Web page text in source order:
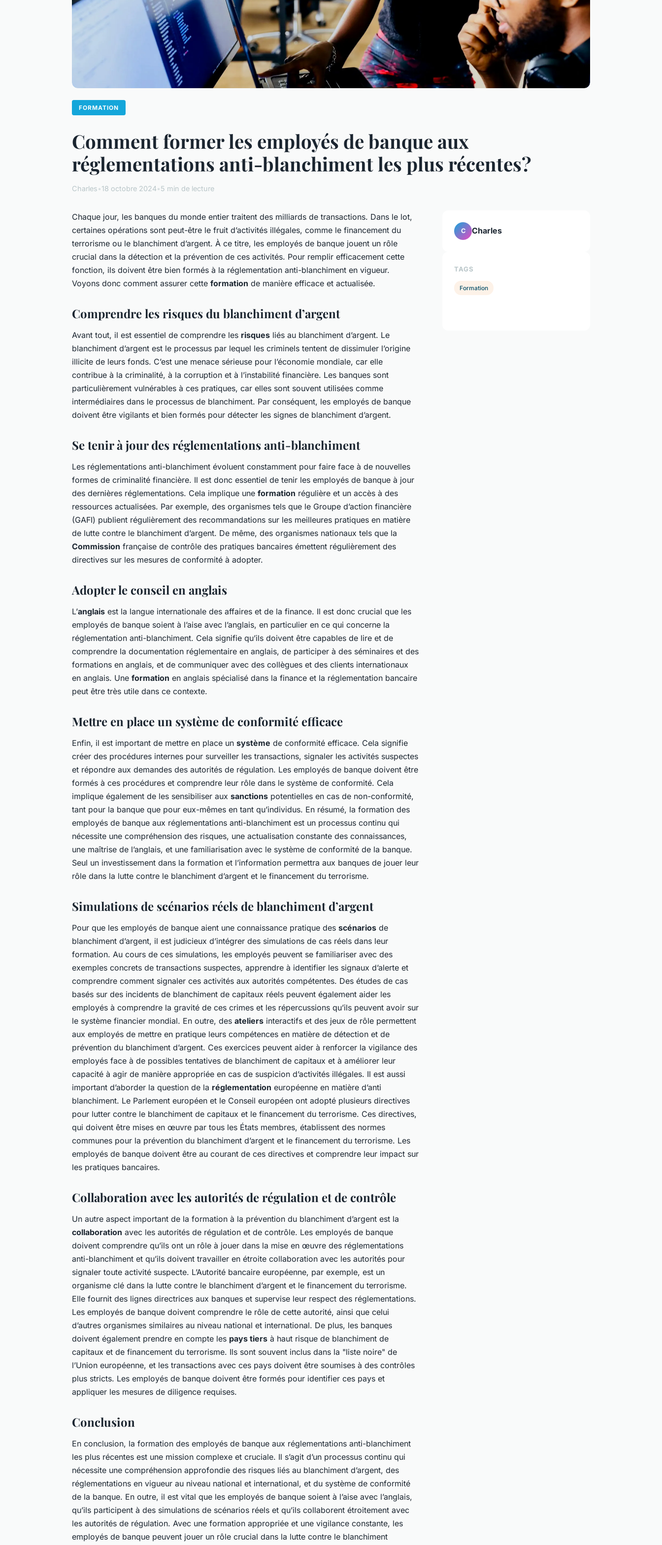
FORMATION
Comment former les employés de banque aux
réglementations anti-blanchiment les plus récentes?
Charles•18 octobre 2024•5 min de lecture
Chaque jour, les banques du monde entier traitent des milliards de transactions. Dans le lot,
certaines opérations sont peut-être le fruit d’activités illégales, comme le financement du
terrorisme ou le blanchiment d’argent. À ce titre, les employés de banque jouent un rôle
crucial dans la détection et la prévention de ces activités. Pour remplir efficacement cette
fonction, ils doivent être bien formés à la réglementation anti-blanchiment en vigueur.
Voyons donc comment assurer cette formation de manière efficace et actualisée.
Comprendre les risques du blanchiment d’argent
Avant tout, il est essentiel de comprendre les risques liés au blanchiment d’argent. Le
blanchiment d’argent est le processus par lequel les criminels tentent de dissimuler l’origine
illicite de leurs fonds. C’est une menace sérieuse pour l’économie mondiale, car elle
contribue à la criminalité, à la corruption et à l’instabilité financière. Les banques sont
particulièrement vulnérables à ces pratiques, car elles sont souvent utilisées comme
intermédiaires dans le processus de blanchiment. Par conséquent, les employés de banque
doivent être vigilants et bien formés pour détecter les signes de blanchiment d’argent.
Se tenir à jour des réglementations anti-blanchiment
Les réglementations anti-blanchiment évoluent constamment pour faire face à de nouvelles
formes de criminalité financière. Il est donc essentiel de tenir les employés de banque à jour
des dernières réglementations. Cela implique une formation régulière et un accès à des
ressources actualisées. Par exemple, des organismes tels que le Groupe d’action financière
(GAFI) publient régulièrement des recommandations sur les meilleures pratiques en matière
de lutte contre le blanchiment d’argent. De même, des organismes nationaux tels que la
Commission française de contrôle des pratiques bancaires émettent régulièrement des
directives sur les mesures de conformité à adopter.
Adopter le conseil en anglais
L’anglais est la langue internationale des affaires et de la finance. Il est donc crucial que les
employés de banque soient à l’aise avec l’anglais, en particulier en ce qui concerne la
réglementation anti-blanchiment. Cela signifie qu’ils doivent être capables de lire et de
comprendre la documentation réglementaire en anglais, de participer à des séminaires et des
formations en anglais, et de communiquer avec des collègues et des clients internationaux
en anglais. Une formation en anglais spécialisé dans la finance et la réglementation bancaire
peut être très utile dans ce contexte.
Mettre en place un système de conformité efficace
Enfin, il est important de mettre en place un système de conformité efficace. Cela signifie
créer des procédures internes pour surveiller les transactions, signaler les activités suspectes
et répondre aux demandes des autorités de régulation. Les employés de banque doivent être
formés à ces procédures et comprendre leur rôle dans le système de conformité. Cela
implique également de les sensibiliser aux sanctions potentielles en cas de non-conformité,
tant pour la banque que pour eux-mêmes en tant qu’individus. En résumé, la formation des
employés de banque aux réglementations anti-blanchiment est un processus continu qui
nécessite une compréhension des risques, une actualisation constante des connaissances,
une maîtrise de l’anglais, et une familiarisation avec le système de conformité de la banque.
Seul un investissement dans la formation et l’information permettra aux banques de jouer leur
rôle dans la lutte contre le blanchiment d’argent et le financement du terrorisme.
Simulations de scénarios réels de blanchiment d’argent
Pour que les employés de banque aient une connaissance pratique des scénarios de
blanchiment d’argent, il est judicieux d’intégrer des simulations de cas réels dans leur
formation. Au cours de ces simulations, les employés peuvent se familiariser avec des
exemples concrets de transactions suspectes, apprendre à identifier les signaux d’alerte et
comprendre comment signaler ces activités aux autorités compétentes. Des études de cas
basés sur des incidents de blanchiment de capitaux réels peuvent également aider les
employés à comprendre la gravité de ces crimes et les répercussions qu’ils peuvent avoir sur
le système financier mondial. En outre, des ateliers interactifs et des jeux de rôle permettent
aux employés de mettre en pratique leurs compétences en matière de détection et de
prévention du blanchiment d’argent. Ces exercices peuvent aider à renforcer la vigilance des
employés face à de possibles tentatives de blanchiment de capitaux et à améliorer leur
capacité à agir de manière appropriée en cas de suspicion d’activités illégales. Il est aussi
important d’aborder la question de la réglementation européenne en matière d’anti
blanchiment. Le Parlement européen et le Conseil européen ont adopté plusieurs directives
pour lutter contre le blanchiment de capitaux et le financement du terrorisme. Ces directives,
qui doivent être mises en œuvre par tous les États membres, établissent des normes
communes pour la prévention du blanchiment d’argent et le financement du terrorisme. Les
employés de banque doivent être au courant de ces directives et comprendre leur impact sur
les pratiques bancaires.
Collaboration avec les autorités de régulation et de contrôle
Un autre aspect important de la formation à la prévention du blanchiment d’argent est la
collaboration avec les autorités de régulation et de contrôle. Les employés de banque
doivent comprendre qu’ils ont un rôle à jouer dans la mise en œuvre des réglementations
anti-blanchiment et qu’ils doivent travailler en étroite collaboration avec les autorités pour
signaler toute activité suspecte. L’Autorité bancaire européenne, par exemple, est un
organisme clé dans la lutte contre le blanchiment d’argent et le financement du terrorisme.
Elle fournit des lignes directrices aux banques et supervise leur respect des réglementations.
Les employés de banque doivent comprendre le rôle de cette autorité, ainsi que celui
d’autres organismes similaires au niveau national et international. De plus, les banques
doivent également prendre en compte les pays tiers à haut risque de blanchiment de
capitaux et de financement du terrorisme. Ils sont souvent inclus dans la "liste noire" de
l’Union européenne, et les transactions avec ces pays doivent être soumises à des contrôles
plus stricts. Les employés de banque doivent être formés pour identifier ces pays et
appliquer les mesures de diligence requises.
Conclusion
En conclusion, la formation des employés de banque aux réglementations anti-blanchiment
les plus récentes est une mission complexe et cruciale. Il s’agit d’un processus continu qui
nécessite une compréhension approfondie des risques liés au blanchiment d’argent, des
réglementations en vigueur au niveau national et international, et du système de conformité
de la banque. En outre, il est vital que les employés de banque soient à l’aise avec l’anglais,
qu’ils participent à des simulations de scénarios réels et qu’ils collaborent étroitement avec
les autorités de régulation. Avec une formation appropriée et une vigilance constante, les
employés de banque peuvent jouer un rôle crucial dans la lutte contre le blanchiment
C Charles
TAGS
Formation